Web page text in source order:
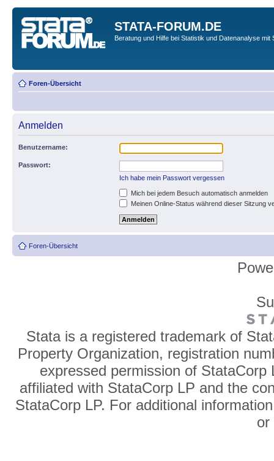
STATA-FORUM.DE
Beratung und Hilfe bei Statistik und Datenanalyse mit
Foren-Übersicht
Anmelden
Benutzername:
Passwort:
Ich habe mein Passwort vergessen
Mich bei jedem Besuch automatisch anmelden
Meinen Online-Status während dieser Sitzung
Foren-Übersicht
Stata is a registered trademark of
Property Organization, registration
expressed permission of
affiliated with StataCorp LP and the
StataCorp LP. For additional
or